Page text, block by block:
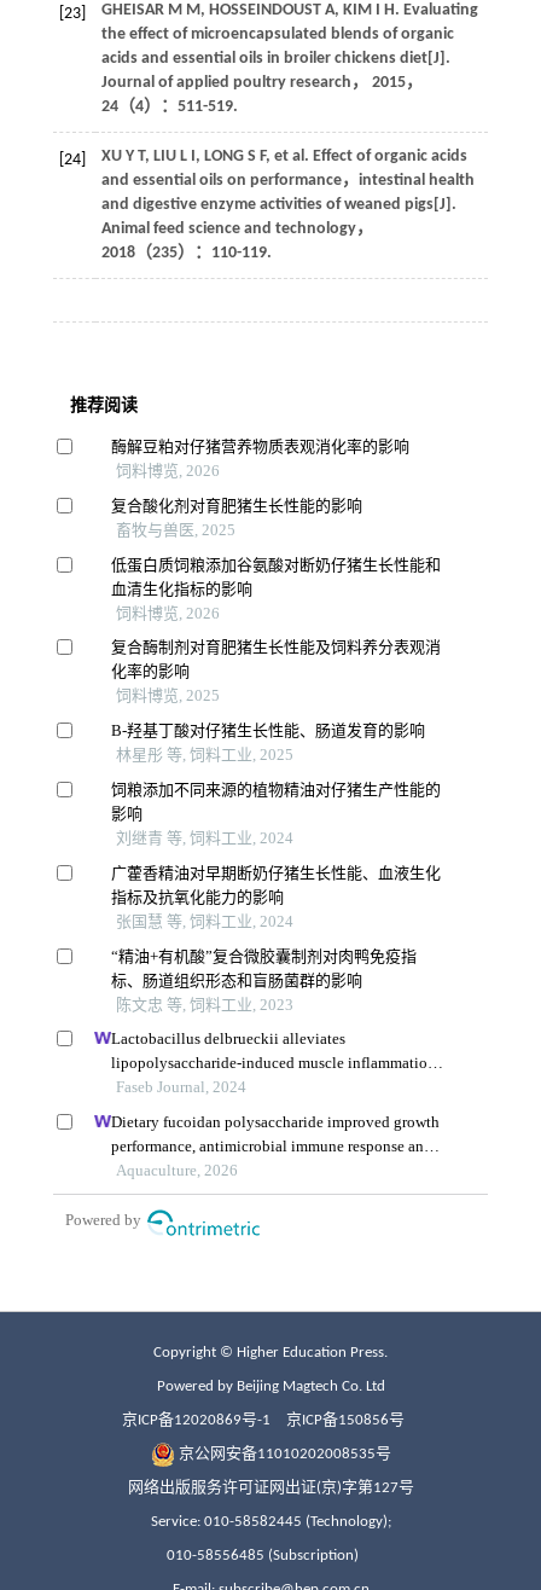
[23] GHEISAR M M, HOSSEINDOUST A, KIM I H. Evaluating
the effect of microencapsulated blends of organic
acids and essential oils in broiler chickens diet[J].
Journal of applied poultry research ， 2015，
24（4）：511-519.
[24] XU Y T, LIU L I, LONG S F, et al. Effect of organic acids
and essential oils on performance，intestinal health
and digestive enzyme activities of weaned pigs[J].
Animal feed science and technology，
2018（235）：110-119.
Copyright © Higher Education Press.
Powered by Beijing Magtech Co. Ltd
京ICP备12020869号-1 京ICP备150856号
京公网安备11010202008535号
网络出版服务许可证网出证(京)字第127号
Service: 010-58582445 (Technology);
010-58556485 (Subscription)